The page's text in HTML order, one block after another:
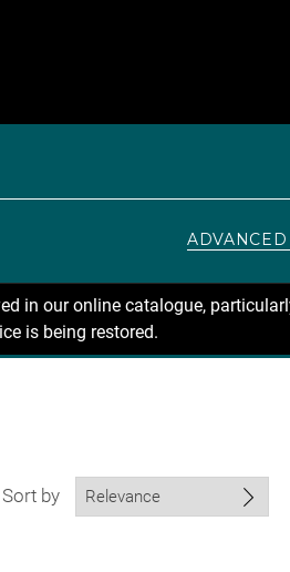
ADVANCED
in our online catalogue,
is being restored.
Sort by